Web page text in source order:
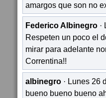
amargos que son no
Federico Albinegro ·
Respeten un poco el
mirar para adelante
Correntina!!
albinegro · Lunes 26
bueno bueno bueno